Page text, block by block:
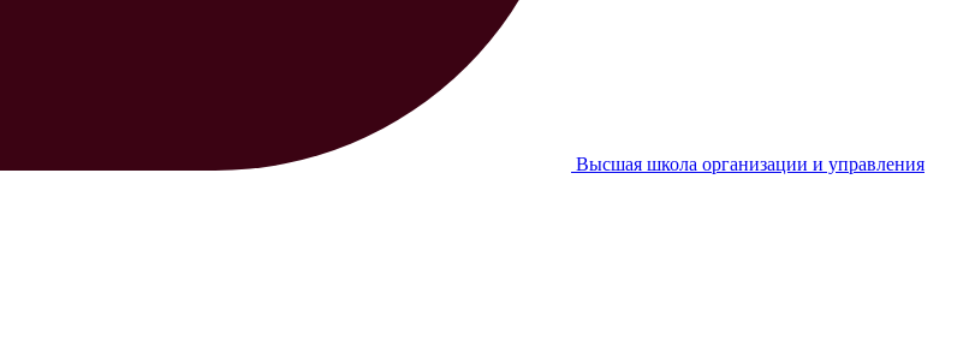
Высшая школа организации и управления